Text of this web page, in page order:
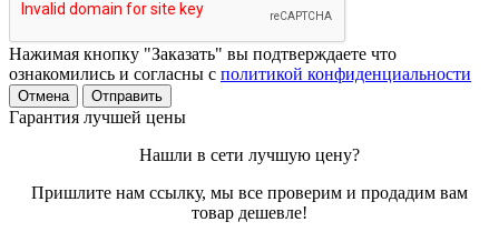
Нажимая кнопку "Заказать" вы подтверждаете что
ознакомились и согласны с политикой конфиденциальности
Отмена Отправить
Гарантия лучшей цены
Нашли в сети лучшую цену?
Пришлите нам ссылку, мы все проверим и продадим вам
товар дешевле!